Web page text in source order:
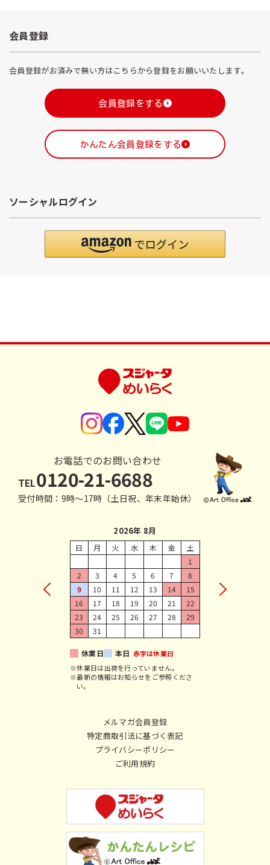
会員登録
会員登録がお済みで無い方はこちらから登録をお願いいたします。
会員登録をする
かんたん会員登録をする
ソーシャルログイン
お電話でのお問い合わせ
TEL0120-21-6688
受付時間：9時〜17時（土日祝、年末年始休）
メルマガ会員登録
特定商取引法に基づく表記
プライバシーポリシー
ご利用規約
2026年 8月
日 月 火 水 木 金
土
1
2
3 4 5 6 7
8
9
10 11 12 13 14
15
16
17 18 19 20 21
22
23
24 25 26 27 28
29
30
31
休業日 本日 赤字は休業日
※休業日は出荷を行っていません。
※最新の情報はお知らせをご参照くださ
い。